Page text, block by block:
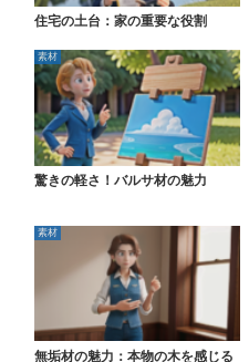
住宅の土台：家の重要な役割
素材
驚きの軽さ！バルサ材の魅力
素材
無垢材の魅力：本物の木を感じる